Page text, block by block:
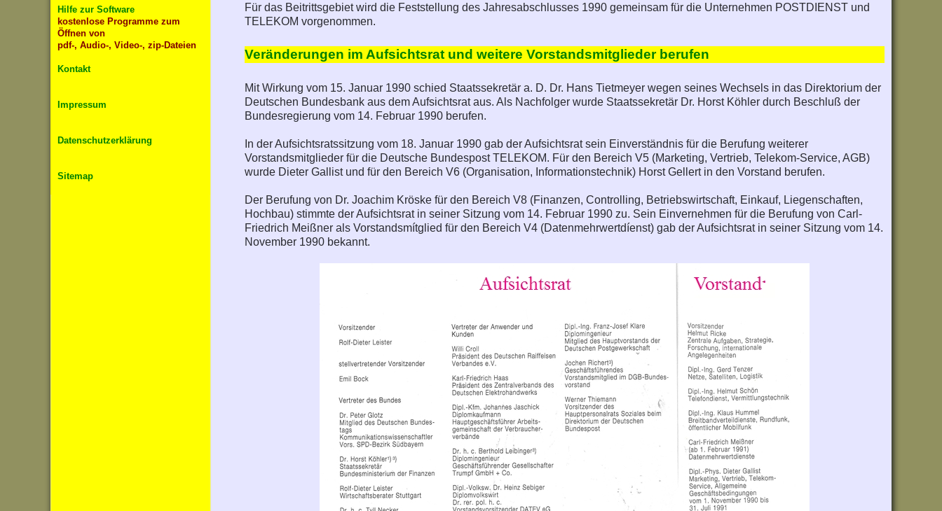
Hilfe zur Software
kostenlose Programme zum
Öffnen von
pdf-, Audio-, Video-, zip-Dateien
Kontakt
Impressum
Datenschutzerklärung
Sitemap
Für das Beitrittsgebiet wird die Feststellung des Jahresabschlusses 1990 gemeinsam für die Unternehmen POSTDIENST und
TELEKOM vorgenommen.
Veränderungen im Aufsichtsrat und weitere Vorstandsmitglieder berufen
Mit Wirkung vom 15. Januar 1990 schied Staatssekretär a. D. Dr. Hans Tietmeyer wegen seines Wechsels in das Direktorium der
Deutschen Bundesbank aus dem Aufsichtsrat aus. Als Nachfolger wurde Staatssekretär Dr. Horst Köhler durch Beschluß der
Bundesregierung vom 14. Februar 1990 berufen.
In der Aufsichtsratssitzung vom 18. Januar 1990 gab der Aufsichtsrat sein Einverständnis für die Berufung weiterer
Vorstandsmitglieder für die Deutsche Bundespost TELEKOM. Für den Bereich V5 (Marketing, Vertrieb, Telekom-Service, AGB)
wurde Dieter Gallist und für den Bereich V6 (Organisation, Informationstechnik) Horst Gellert in den Vorstand berufen.
Der Berufung von Dr. Joachim Kröske für den Bereich V8 (Finanzen, Controlling, Betriebswirtschaft, Einkauf, Liegenschaften,
Hochbau) stimmte der Aufsichtsrat in seiner Sitzung vom 14. Februar 1990 zu. Sein Einvernehmen für die Berufung von Carl-
Friedrich Meißner als Vorstandsmítglied für den Bereich V4 (Datenmehrwertdíenst) gab der Aufsichtsrat in seiner Sitzung vom 14.
November 1990 bekannt.